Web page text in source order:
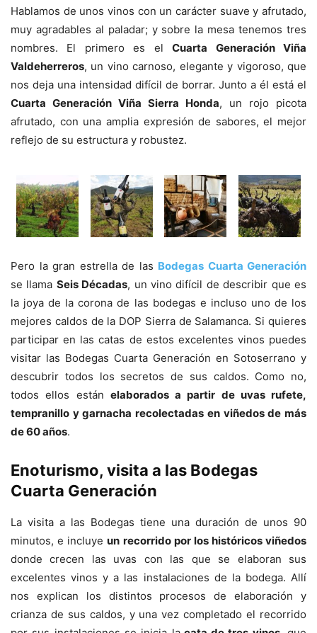
Hablamos de unos vinos con un carácter suave y afrutado,
muy agradables al paladar; y sobre la mesa tenemos tres
nombres. El primero es elCuarta Generación Viña
Valdeherreros, un vino carnoso, elegante y vigoroso, que
nos deja una intensidad difícil de borrar. Junto a él está el
Cuarta Generación Viña Sierra Honda, un rojo picota
afrutado, con una amplia expresión de sabores, el mejor
reflejo de su estructura y robustez.
Pero la gran estrella de las Bodegas Cuarta Generación
se llama Seis Décadas, un vino difícil de describir que es
la joya de la corona de las bodegas e incluso uno de los
mejores caldos de la DOP Sierra de Salamanca. Si quieres
participar en las catas de estos excelentes vinos puedes
visitar las Bodegas Cuarta Generación en Sotoserrano y
descubrir todos los secretos de sus caldos. Como no,
todos ellos están elaborados a partir de uvas rufete,
tempranillo y garnacha recolectadas en viñedos de más
de 60 años.
Enoturismo, visita a las Bodegas
Cuarta Generación
La visita a las Bodegas tiene una duración de unos 90
minutos, e incluyeun recorrido por los históricos viñedos
donde crecen las uvas con las que se elaboran sus
excelentes vinos y a las instalaciones de la bodega. Allí
nos explican los distintos procesos de elaboración y
crianza de sus caldos, y una vez completado el recorrido